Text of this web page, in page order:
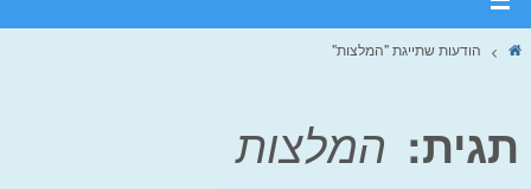
הודעות שתייגת "המלצות"
תגית: המלצות